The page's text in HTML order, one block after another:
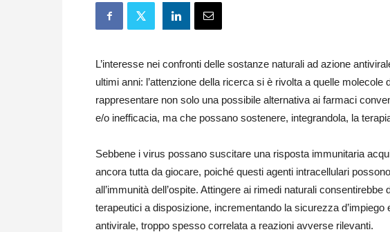
L’interesse nei confronti delle sostanze naturali ad azione
ultimi anni: l’attenzione della ricerca si è rivolta a quelle molecole
rappresentare non solo una possibile alternativa ai farmaci
e/o inefficacia, ma che possano sostenere, integrandola, la
Sebbene i virus possano suscitare una risposta immunitaria
ancora tutta da giocare, poiché questi agenti intracellulari
all’immunità dell’ospite. Attingere ai rimedi naturali
terapeutici a disposizione, incrementando la sicurezza
antivirale, troppo spesso correlata a reazioni avverse rilevanti.